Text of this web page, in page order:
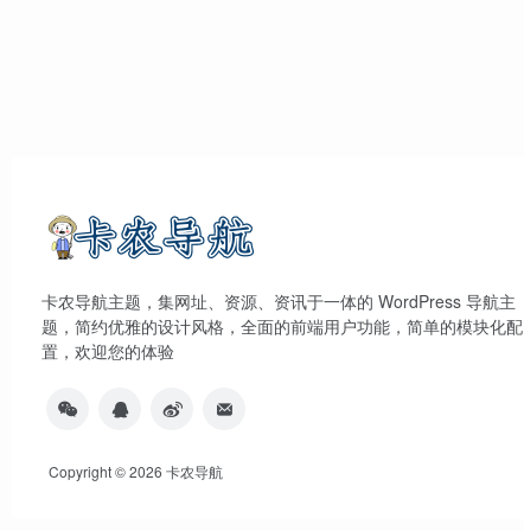
卡农导航主题，集网址、资源、资讯于一体的 WordPress 导航主
题，简约优雅的设计风格，全面的前端用户功能，简单的模块化配
置，欢迎您的体验
Copyright © 2026 卡农导航